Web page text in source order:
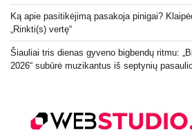
Ką apie pasitikėjimą pasakoja pinigai?
„Rinkti(s) vertę“
Šiauliai tris dienas gyveno bigbendų ritmu:
2026“ subūrė muzikantus iš septynių